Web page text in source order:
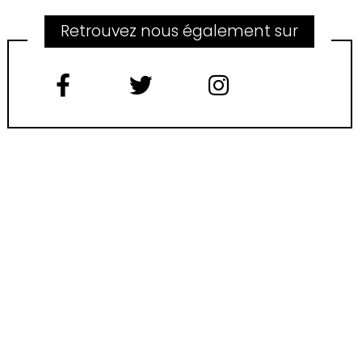
Retrouvez nous également sur